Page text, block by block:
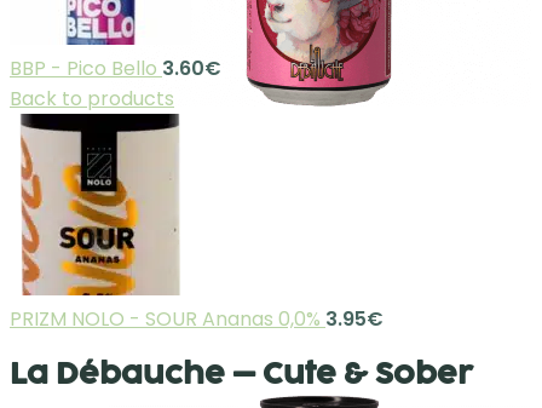
BBP - Pico Bello 3.60€
Back to products
PRIZM NOLO - SOUR Ananas 0,0% 3.95€
La Débauche – Cute & Sober